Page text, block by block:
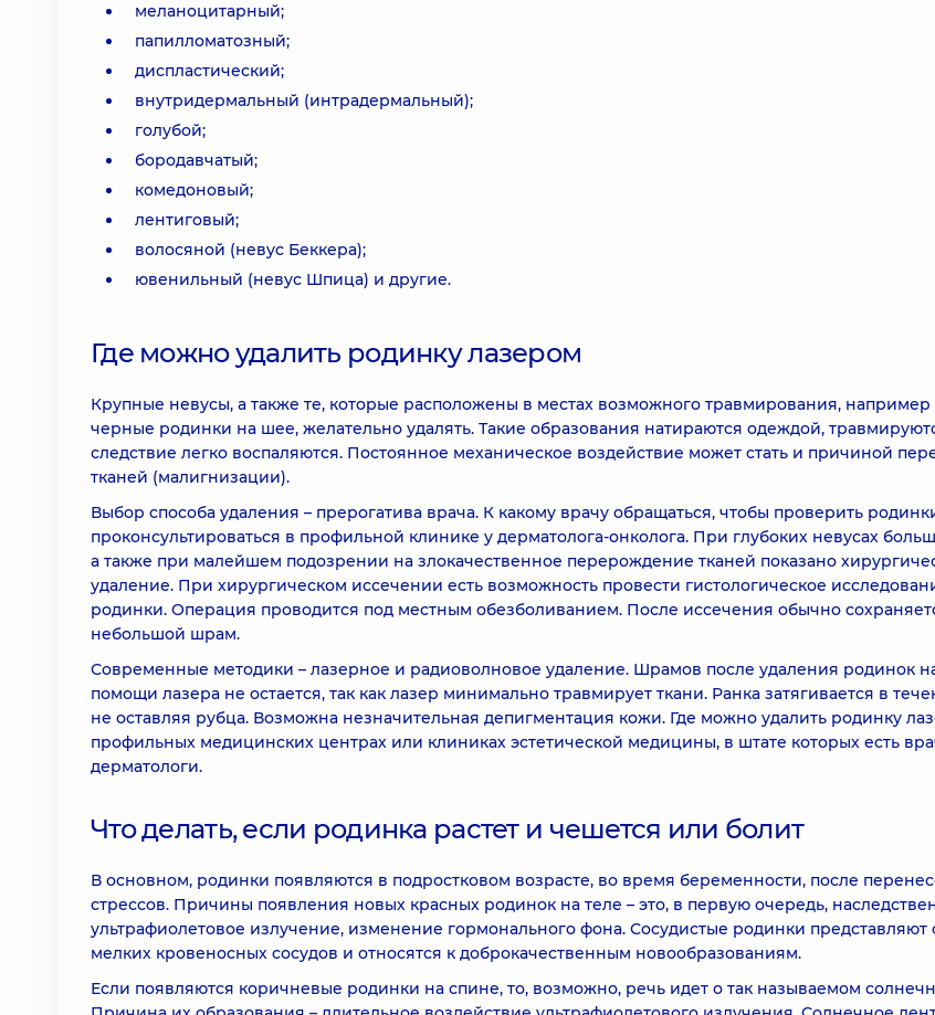
меланоцитарный;
папилломатозный;
диспластический;
внутридермальный (интрадермальный);
голубой;
бородавчатый;
комедоновый;
лентиговый;
волосяной (невус Беккера);
ювенильный (невус Шпица) и другие.
Где можно удалить родинку лазером
Крупные невусы, а также те, которые расположены в местах возможного травмирования,
черные родинки на шее, желательно удалять. Такие образования натираются одеждой,
следствие легко воспаляются. Постоянное механическое воздействие может стать и причиной
тканей (малигнизации).
Выбор способа удаления – прерогатива врача. К какому врачу обращаться, чтобы проверить
проконсультироваться в профильной клинике у дерматолога-онколога. При глубоких невусах
а также при малейшем подозрении на злокачественное перерождение тканей показано
удаление. При хирургическом иссечении есть возможность провести гистологическое
родинки. Операция проводится под местным обезболиванием. После иссечения обычно
небольшой шрам.
Современные методики – лазерное и радиоволновое удаление. Шрамов после удаления родинок
помощи лазера не остается, так как лазер минимально травмирует ткани. Ранка затягивается в
не оставляя рубца. Возможна незначительная депигментация кожи. Где можно удалить родинку
профильных медицинских центрах или клиниках эстетической медицины, в штате которых есть
дерматологи.
Что делать, если родинка растет и чешется или болит
В основном, родинки появляются в подростковом возрасте, во время беременности, после
стрессов. Причины появления новых красных родинок на теле – это, в первую очередь,
ультрафиолетовое излучение, изменение гормонального фона. Сосудистые родинки представляют
мелких кровеносных сосудов и относятся к доброкачественным новообразованиям.
Если появляются коричневые родинки на спине, то, возможно, речь идет о так называемом